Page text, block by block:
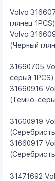
Volvo
глянец
Volvo
(Черный
31660705
серый
31660916
(Темно-
31660919
31660917
31471692